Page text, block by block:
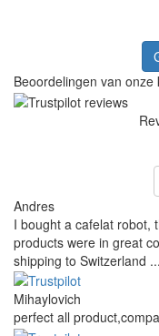
Beoordelingen van onze
Andres
I bought a cafelat robot,
products were in great
shipping to Switzerland ...
Mihaylovich
perfect all